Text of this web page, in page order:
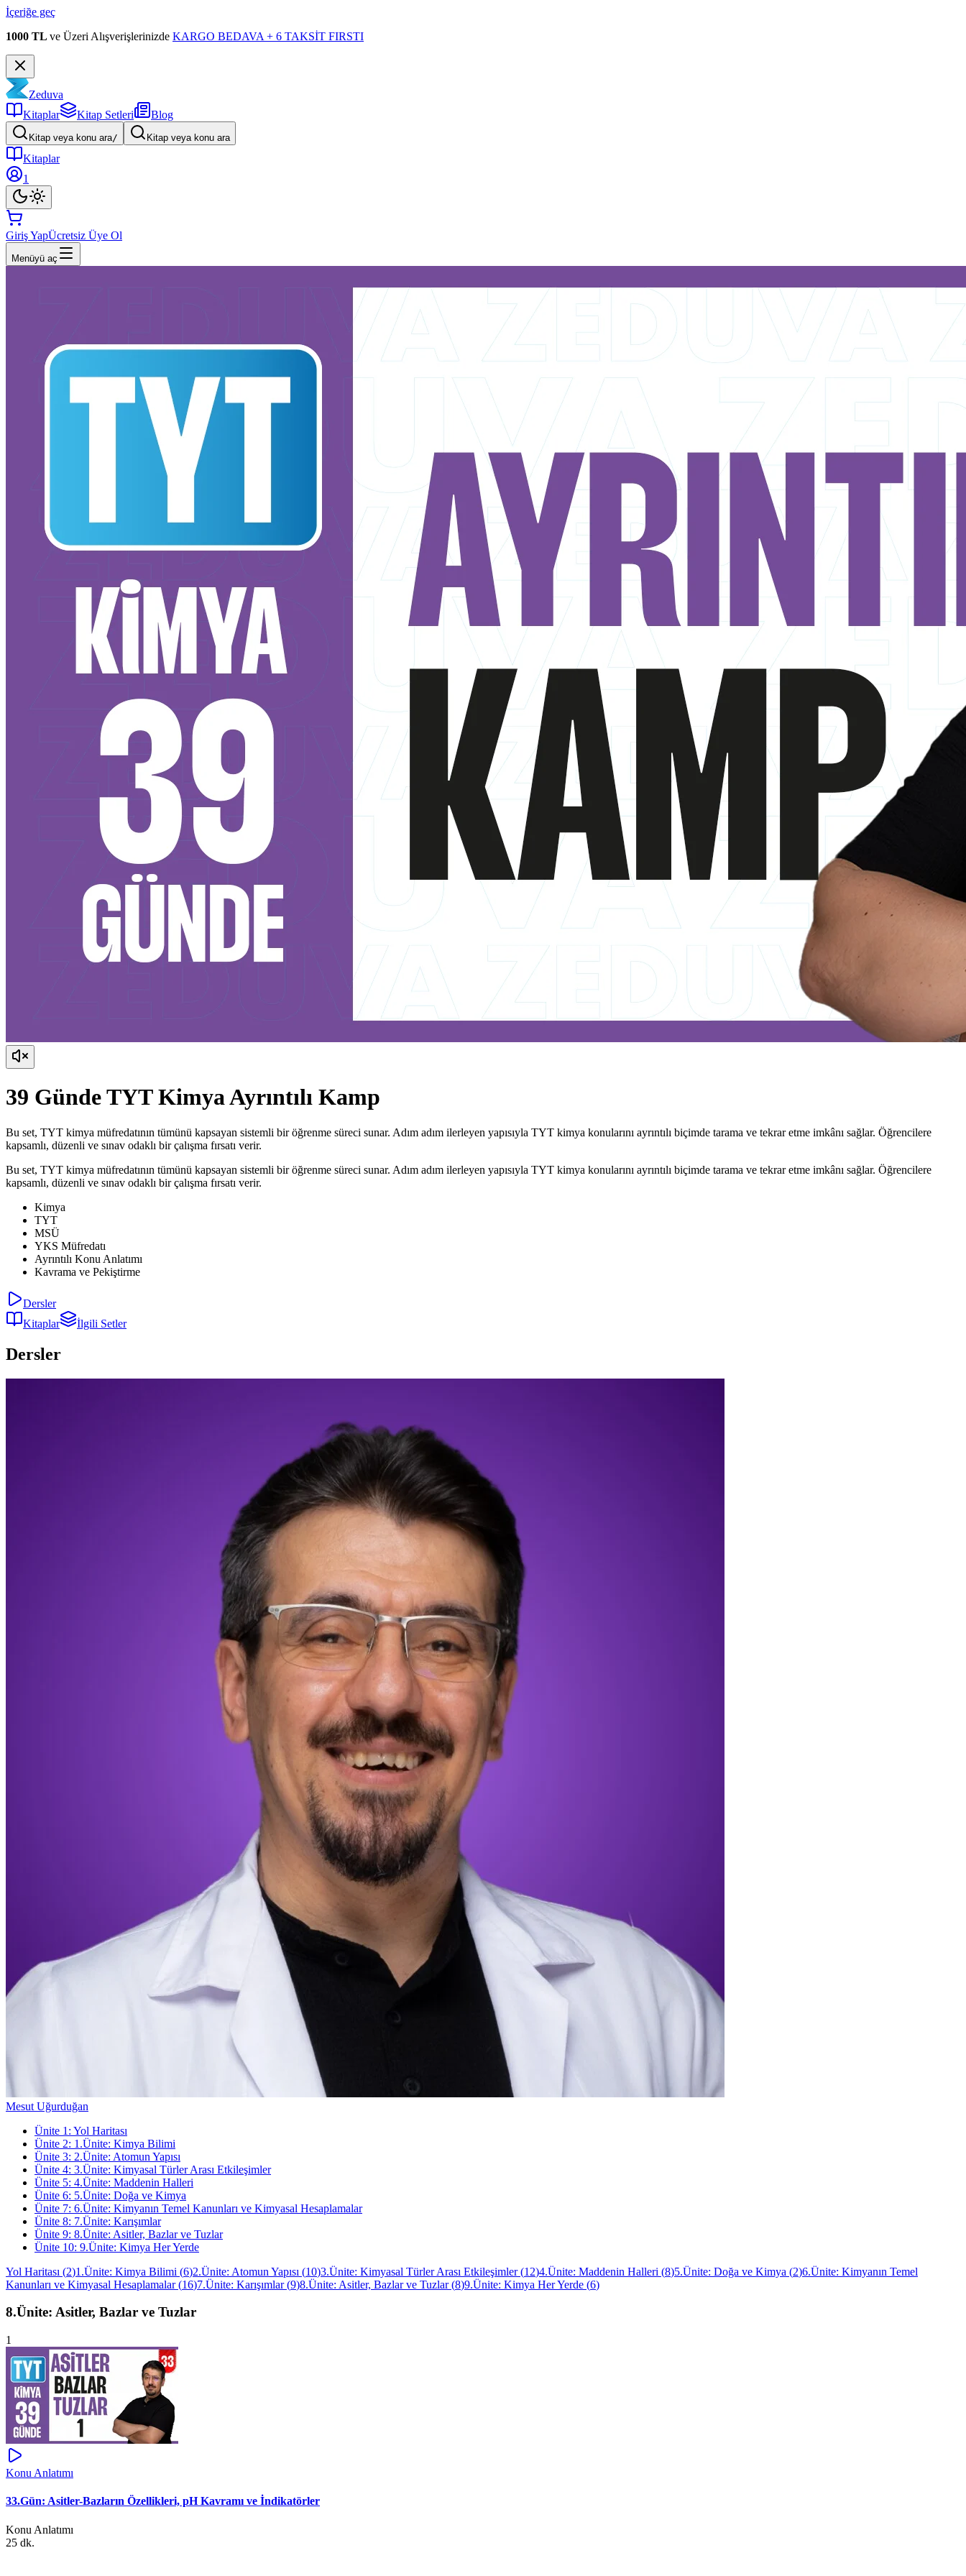
İçeriğe geç
1000 TL ve Üzeri Alışverişlerinizde KARGO BEDAVA + 6 TAKSİT FIRSTI
Zeduva
Kitaplar
Kitap Setleri Blog
Kitap veya konu ara/ Kitap veya konu ara
Kitaplar
1
Giriş YapÜcretsiz Üye Ol
Menüyü aç
39 Günde TYT Kimya Ayrıntılı Kamp
Bu set, TYT kimya müfredatının tümünü kapsayan sistemli bir öğrenme süreci sunar. Adım adım ilerleyen yapısıyla TYT kimya konularını ayrıntılı biçimde tarama ve tekrar etme imkânı sağlar. Öğrencilere
kapsamlı, düzenli ve sınav odaklı bir çalışma fırsatı verir.
Bu set, TYT kimya müfredatının tümünü kapsayan sistemli bir öğrenme süreci sunar. Adım adım ilerleyen yapısıyla TYT kimya konularını ayrıntılı biçimde tarama ve tekrar etme imkânı sağlar. Öğrencilere
kapsamlı, düzenli ve sınav odaklı bir çalışma fırsatı verir.
Kimya
TYT
MSÜ
YKS Müfredatı
Ayrıntılı Konu Anlatımı
Kavrama ve Pekiştirme
Dersler
Kitaplar
İlgili Setler
Dersler
Mesut Uğurduğan
Ünite 1 : Yol Haritası
Ünite 2: 1.Ünite: Kimya Bilimi
Ünite 3: 2.Ünite: Atomun Yapısı
Ünite 4: 3.Ünite: Kimyasal Türler Arası Etkileşimler
Ünite 5: 4.Ünite: Maddenin Halleri
Ünite 6: 5.Ünite: Doğa ve Kimya
Ünite 7: 6.Ünite: Kimyanın Temel Kanunları ve Kimyasal Hesaplamalar
Ünite 8: 7.Ünite: Karışımlar
Ünite 9: 8.Ünite: Asitler, Bazlar ve Tuzlar
Ünite 10: 9.Ünite: Kimya Her Yerde
Yol Haritası (2)1.Ünite: Kimya Bilimi (6)2.Ünite: Atomun Yapısı (10)3.Ünite: Kimyasal Türler Arası Etkileşimler(12)4.Ünite: Maddenin Halleri (8)5.Ünite: Doğa ve Kimya (2)6.Ünite: Kimyanın Temel
Kanunları ve Kimyasal Hesaplamalar(16)7.Ünite: Karışımlar(9)8.Ünite: Asitler, Bazlar ve Tuzlar(8)9.Ünite: Kimya Her Yerde (6)
8.Ünite: Asitler, Bazlar ve Tuzlar
1
Konu Anlatımı
33.Gün: Asitler-Bazların Özellikleri, pH Kavramı ve İndikatörler
Konu Anlatımı
25 dk.